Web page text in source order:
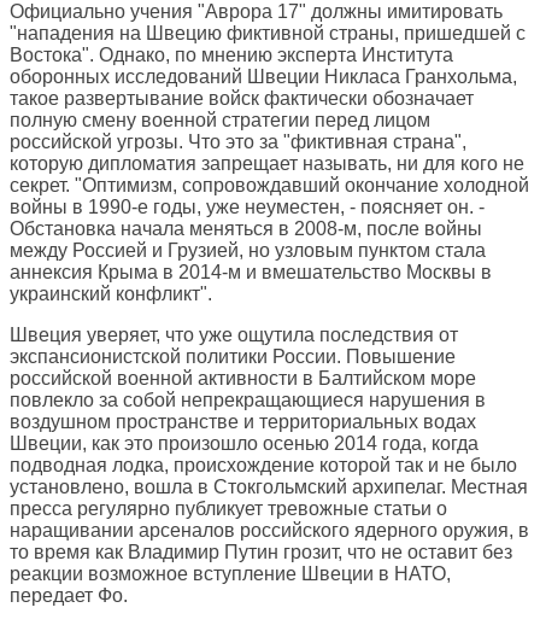
Официально учения "Аврора 17" должны имитировать
"нападения на Швецию фиктивной страны, пришедшей с
Востока". Однако, по мнению эксперта Института
оборонных исследований Швеции Никласа Гранхольма,
такое развертывание войск фактически обозначает
полную смену военной стратегии перед лицом
российской угрозы. Что это за "фиктивная страна",
которую дипломатия запрещает называть, ни для кого не
секрет. "Оптимизм, сопровождавший окончание холодной
войны в 1990-е годы, уже неуместен, - поясняет он. -
Обстановка начала меняться в 2008-м, после войны
между Россией и Грузией, но узловым пунктом стала
аннексия Крыма в 2014-м и вмешательство Москвы в
украинский конфликт".
Швеция уверяет, что уже ощутила последствия от
экспансионистской политики России. Повышение
российской военной активности в Балтийском море
повлекло за собой непрекращающиеся нарушения в
воздушном пространстве и территориальных водах
Швеции, как это произошло осенью 2014 года, когда
подводная лодка, происхождение которой так и не было
установлено, вошла в Стокгольмский архипелаг. Местная
пресса регулярно публикует тревожные статьи о
наращивании арсеналов российского ядерного оружия, в
то время как Владимир Путин грозит, что не оставит без
реакции возможное вступление Швеции в НАТО,
передает Фо.